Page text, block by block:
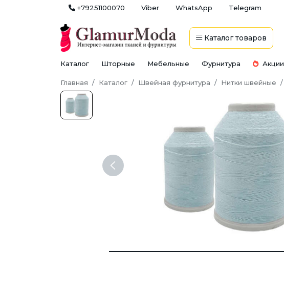
+79251100070 Viber WhatsApp Telegram
Каталог товаров
Каталог Шторные Мебельные Фурнитура Акции
Главная Каталог Швейная фурнитура Нитки швейные
Previous